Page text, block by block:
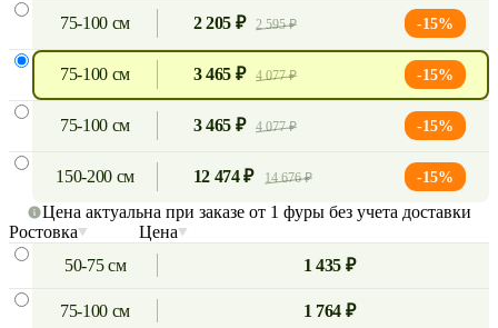
75-100 см 2 205 ₽ 2 595 ₽ -15%
75-100 см 3 465 ₽ 4 077 ₽ -15%
75-100 см 3 465 ₽ 4 077 ₽ -15%
150-200 см 12 474 ₽ 14 676 ₽ -15%
Цена актуальна при заказе от 1 фуры без учета доставки
Ростовка
Цена
50-75 см
1 435 ₽
75-100 см 1 764 ₽